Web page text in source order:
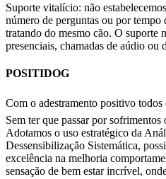
Suporte vitalício: não
número de perguntas ou por tempo
tratando do mesmo cão. O suporte
presenciais, chamadas de aúdio ou
POSITIDOG
Com o adestramento positivo
Sem ter que passar por sofrimentos
Adotamos o uso estratégico da
Dessensibilização Sistemática,
excelência na melhoria
sensação de bem estar incrível,